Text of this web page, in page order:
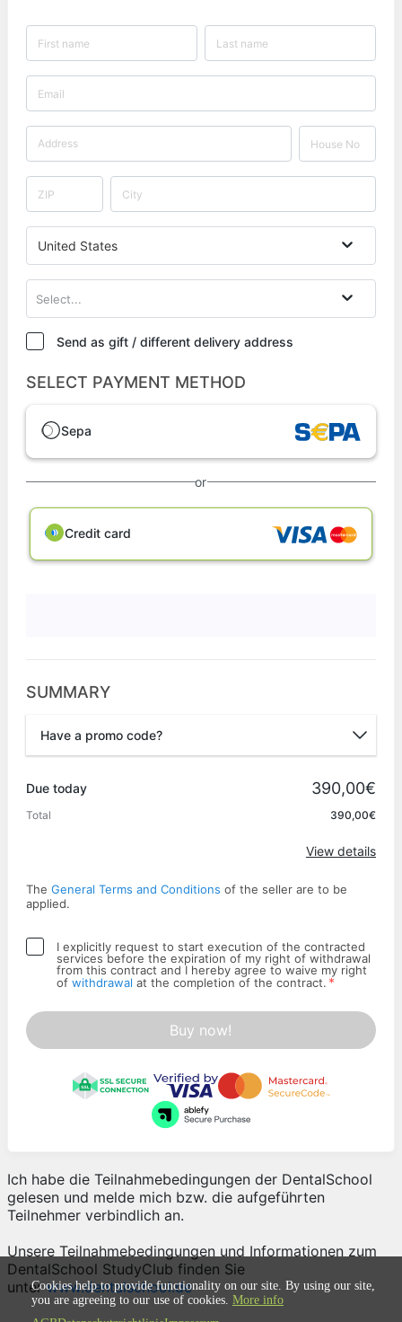
United States
Select...
Send as gift / different delivery address
SELECT PAYMENT METHOD
Sepa
or
Credit card
SUMMARY
Have a promo code?
Due today 390,00€
Total 390,00€
View details
The General Terms and Conditions of the seller are to be
applied.
I explicitly request to start execution of the contracted
services before the expiration of my right of withdrawal
from this contract and I hereby agree to waive my right
of withdrawal at the completion of the contract. *
Buy now!
Ich habe die Teilnahmebedingungen der DentalSchool
gelesen und melde mich bzw. die aufgeführten
Teilnehmer verbindlich an.
Unsere Teilnahmebedingungen und Informationen zum
DentalSchool StudyClub finden Sie
unterwww.dentalschool.de
Cookies help to provide functionality on our site. By using our site,
you are agreeing to our use of cookies. More info